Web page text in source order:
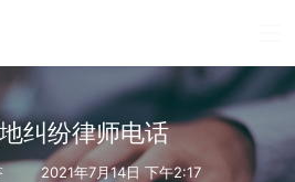
纠纷律师电话
2021年7月14日 下午2:17